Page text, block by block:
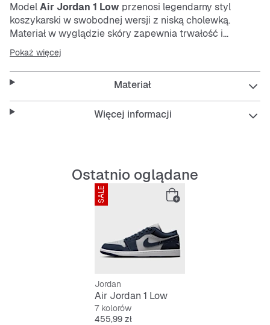
ModelAir Jordan 1 Low przenosi legendarny styl
koszykarski w swobodnej wersji z niską cholewką.
Materiał w wyglądzie skóry zapewnia trwałość i
stabilność. Klasyczne sznurowanie gwarantuje pewne
trzymanie, a niebieski design pasuje do każdego,
luźnego outfitu.
Pokaż więcej
Materiał
Więcej informacji
Ostatnio oglądane
SALE
Jordan
Air Jordan 1 Low
7 kolorów
Cena
455,99 zł